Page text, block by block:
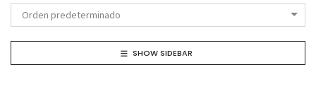
Orden predeterminado
SHOW SIDEBAR